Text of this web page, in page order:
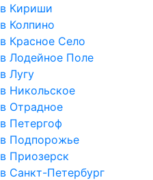
в Кириши
в Колпино
в Красное Село
в Лодейное Поле
в Лугу
в Никольское
в Отрадное
в Петергоф
в Подпорожье
в Приозерск
в Санкт-Петербург